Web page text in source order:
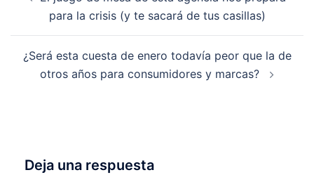
de
entradas
para la crisis (y te sacará de tus casillas)
¿Será esta cuesta de enero todavía peor que la de
otros años para consumidores y marcas?
Deja una respuesta